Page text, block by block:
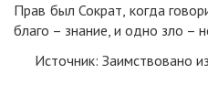
Прав был Сократ, когда
благо – знание, и одно зло –
Источник: Заимствовано